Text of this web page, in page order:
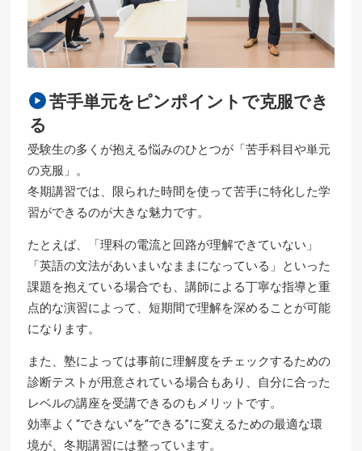
苦手単元をピンポイントで克服でき
る
受験生の多くが抱える悩みのひとつが「苦手科目や単元
の克服」。
冬期講習では、限られた時間を使って苦手に特化した学
習ができるのが大きな魅力です。
たとえば、「理科の電流と回路が理解できていない」
「英語の文法があいまいなままになっている」といった
課題を抱えている場合でも、講師による丁寧な指導と重
点的な演習によって、短期間で理解を深めることが可能
になります。
また、塾によっては事前に理解度をチェックするための
診断テストが用意されている場合もあり、自分に合った
レベルの講座を受講できるのもメリットです。
効率よく“できない”を“できる”に変えるための最適な環
境が、冬期講習には整っています。